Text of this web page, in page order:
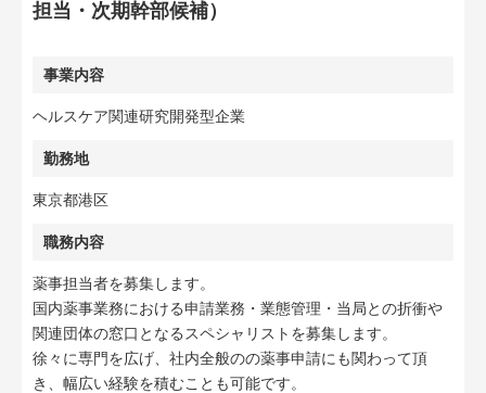
担当・次期幹部候補）
事業内容
ヘルスケア関連研究開発型企業
勤務地
東京都港区
職務内容
薬事担当者を募集します。
国内薬事業務における申請業務・業態管理・当局との折衝や
関連団体の窓口となるスペシャリストを募集します。
徐々に専門を広げ、社内全般のの薬事申請にも関わって頂
き、幅広い経験を積むことも可能です。